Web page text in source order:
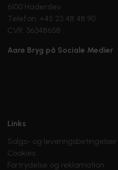
6100 Haderslev
Telefon: +45 23 48 48 90
CVR: 36348658
Aarø Bryg på Sociale Medier
Links
Salgs- og leveringsbetingelser
Cookies
Fortrydelse og reklamation